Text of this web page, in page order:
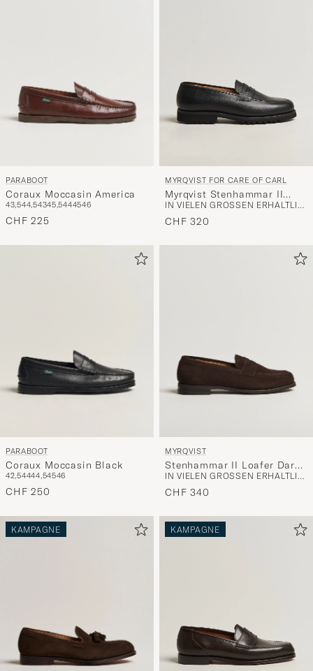
PARABOOT
Coraux Moccasin America
43,544,54345,5444546
CHF 225
MYRQVIST FOR CARE OF CARL
Myrqvist Stenhammar II
Vibram Loafer Black
Grained Calf
IN VIELEN GRÖSSEN ERHÄLTLICH
CHF 320
PARABOOT
Coraux Moccasin Black
42,54444,54546
CHF 250
MYRQVIST
Stenhammar II Loafer Dark
Brown Suede
IN VIELEN GRÖSSEN ERHÄLTLICH
CHF 340
KAMPAGNE KAMPAGNE